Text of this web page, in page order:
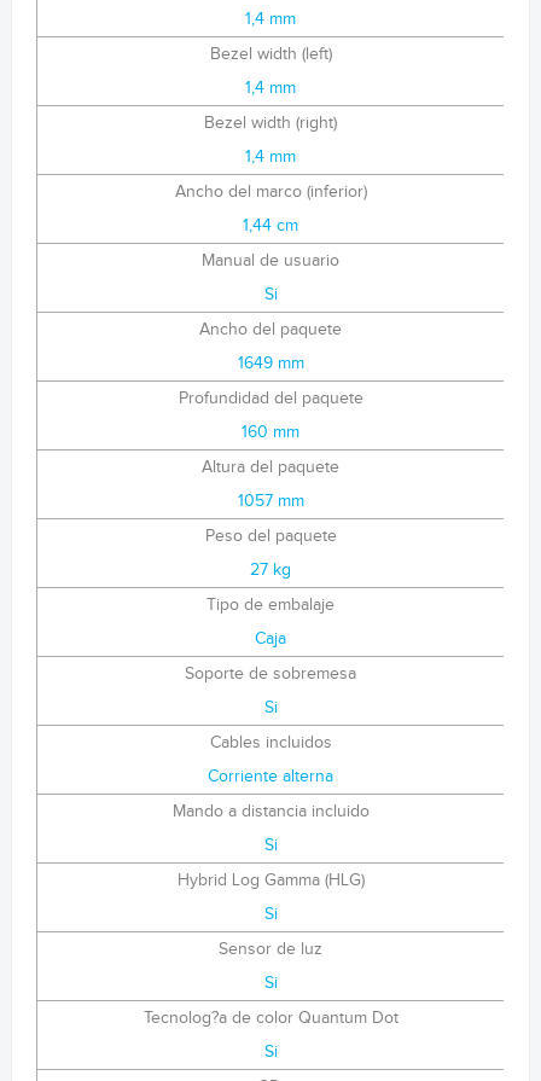
1,4 mm
Bezel width (left)
1,4 mm
Bezel width (right)
1,4 mm
Ancho del marco (inferior)
1,44 cm
Manual de usuario
Si
Ancho del paquete
1649 mm
Profundidad del paquete
160 mm
Altura del paquete
1057 mm
Peso del paquete
27 kg
Tipo de embalaje
Caja
Soporte de sobremesa
Si
Cables incluidos
Corriente alterna
Mando a distancia incluido
Si
Hybrid Log Gamma (HLG)
Si
Sensor de luz
Si
Tecnolog?a de color Quantum Dot
Si